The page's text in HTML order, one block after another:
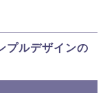
プルデザインの